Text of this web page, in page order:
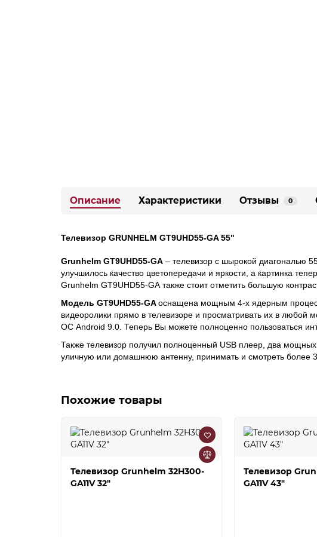
Описание Характеристики Отзывы 0
Телевизор GRUNHELM GT9UHD55-GA 55"
Grunhelm GT9UHD55-GA – телевизор с шырокой диагональю
улучшилось качество цветопередачи и яркости, а картинка
Grunhelm GT9UHD55-GAтакже стоит отметить большую
Модель GT9UHD55-GAоснащена мощным 4-х ядерным
видеоролики прямо в телевизоре и просматривать их в любой
ОС Android 9.0. Теперь Вы можете полноценно пользоваться
Также телевизор получил полноценный USB плеер, два
уличную или домашнюю антенну, принимать и смотреть более
Похожие товары
Телевизор Grunhelm 32H300-
GA11V 32"
Телевизор
GA11V 43"